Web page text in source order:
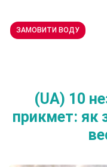
ЗАМОВИТИ ВОДУ
(UA) 10
прикмет: як